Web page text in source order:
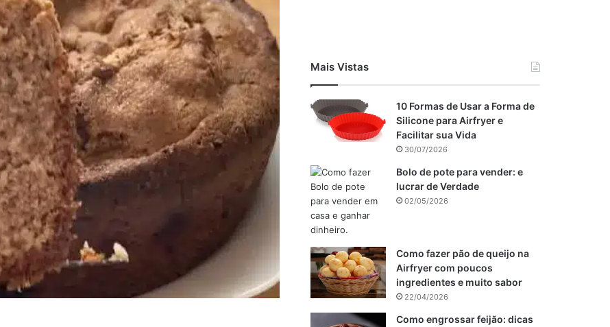
Mais Vistas
10 Formas de Usar a Forma de
Silicone para Airfryer e
Facilitar sua Vida
30/07/2026
Bolo de pote para vender: e
lucrar de Verdade
02/05/2026
Como fazer pão de queijo na
Airfryer com poucos
ingredientes e muito sabor
22/04/2026
Como engrossar feijão: dicas